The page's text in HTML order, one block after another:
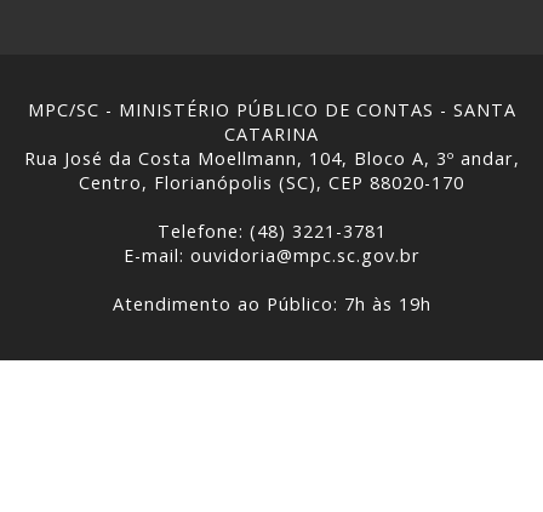
MPC/SC - MINISTÉRIO PÚBLICO DE CONTAS - SANTA
CATARINA
Rua José da Costa Moellmann, 104, Bloco A, 3º andar,
Centro, Florianópolis (SC), CEP 88020-170
Telefone: (48) 3221-3781
E-mail: ouvidoria@mpc.sc.gov.br
Atendimento ao Público: 7h às 19h